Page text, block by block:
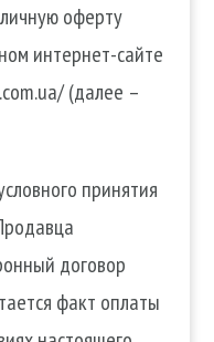
оферту
интернет-сайте
(далее –
принятия
договор
факт оплаты